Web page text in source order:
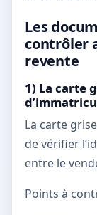
Les
contrôler
revente
1) La carte
La carte
de vérifier
entre le
Points à